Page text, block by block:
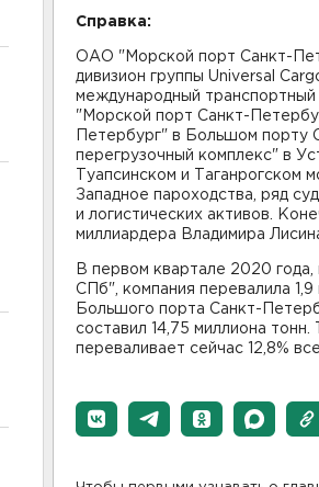
Справка:
ОАО "Морской порт Санкт-
дивизион группы Universal
международный
"Морской порт Санкт-
Петербург" в Большом порту
перегрузочный комплекс" в
Туапсинском и Таганрогском
Западное пароходства, ряд
и логистических активов.
миллиардера Владимира
В первом квартале 2020
СПб", компания перевалила 1,9
Большого порта Санкт-
составил 14,75 миллиона
переваливает сейчас 12,8%